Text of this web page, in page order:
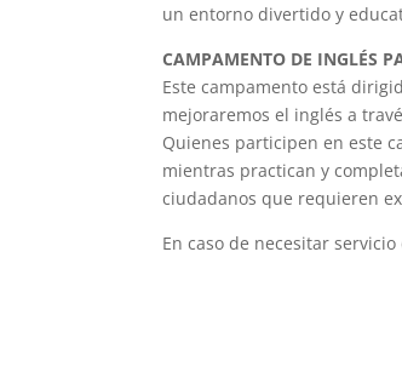
un entorno divertido y
CAMPAMENTO DE INGLÉS
Este campamento está
mejoraremos el inglés a
Quienes participen en este
mientras practican y
ciudadanos que requieren
En caso de necesitar servicio